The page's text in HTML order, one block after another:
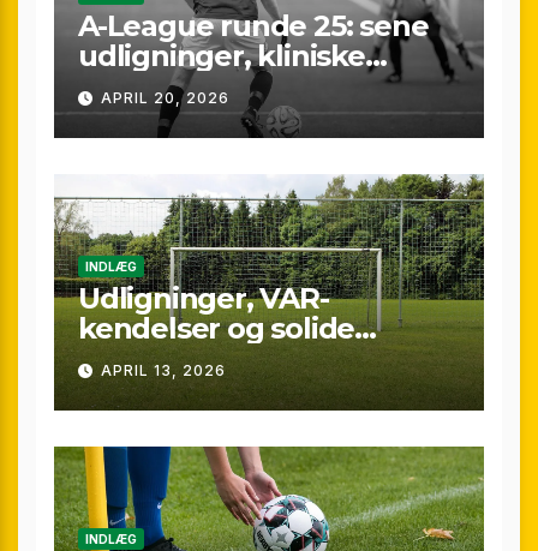
A-League runde 25: sene
udligninger, kliniske
kontraster og små
marginaler
APRIL 20, 2026
INDLÆG
Udligninger, VAR-
kendelser og solide
præstationer: Overblik
over A-League runde 24
(25/26)
APRIL 13, 2026
INDLÆG